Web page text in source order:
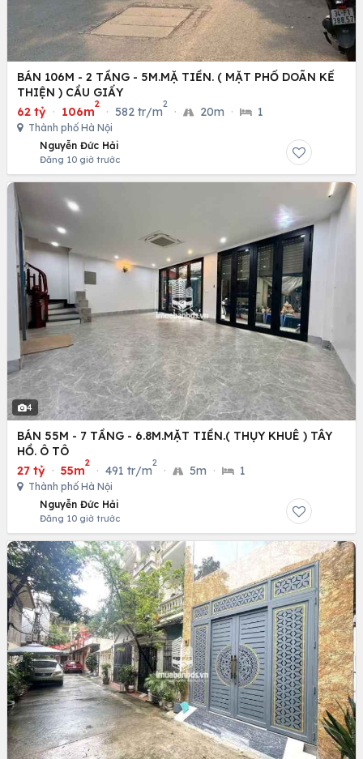
BÁN 106M - 2 TẦNG - 5M.MẶ TIỀN. ( MẶT PHỐ DOÃN KẾ
THIỆN ) CẦU GIẤY
62 tỷ · 106m
2
· 582 tr/m
2
· 20m · 1
Thành phố Hà Nội
Nguyễn Đức Hải
Đăng 10 giờ trước
4
BÁN 55M - 7 TẦNG - 6.8M.MẶT TIỀN.( THỤY KHUÊ ) TÂY
HỒ. Ô TÔ
27 tỷ · 55m
2
· 491 tr/m
2
· 5m · 1
Thành phố Hà Nội
Nguyễn Đức Hải
Đăng 10 giờ trước